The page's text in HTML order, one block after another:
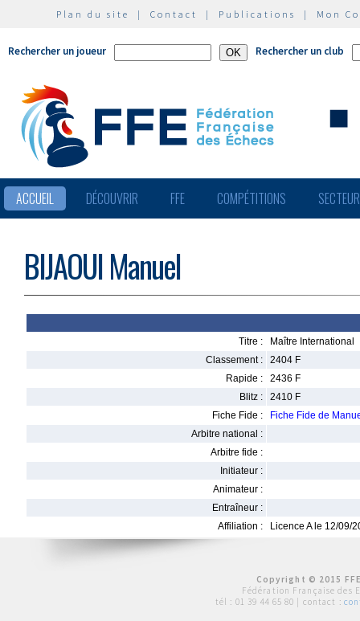
Plan du site | Contact | Publications | Mon
Rechercher un joueur Rechercher un club
ACCUEIL DÉCOUVRIR FFE COMPÉTITIONS
BIJAOUI Manuel
Titre :
Maître International
Classement :
2404 F
Rapide :
2436 F
Blitz :
2410 F
Fiche Fide :
Fiche Fide de
Arbitre national :
Arbitre fide :
Initiateur :
Animateur :
Entraîneur :
Affiliation :
Licence A le 12/09/
Copyright © 2015
Fédération Française des
tél : 01 39 44 65 80 | contact :